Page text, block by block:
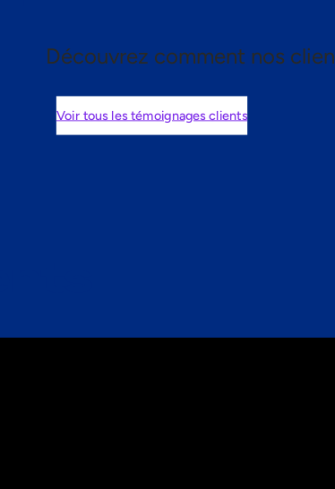
Découvrez comment nos
Voir tous les témoignages clients